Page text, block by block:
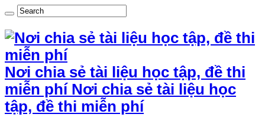
Nơi chia sẻ tài liệu học tập, đề thi
miễn phí Nơi chia sẻ tài liệu học
tập, đề thi miễn phí